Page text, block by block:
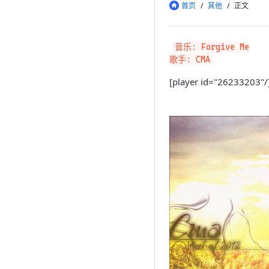
首页 / 其他 / 正文
音乐: Forgive Me
歌手: CMA
[player